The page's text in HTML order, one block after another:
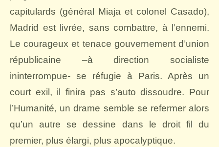
capitulards (général Miaja et colonel Casado),
Madrid est livrée, sans combattre, à l’ennemi.
Le courageux et tenace gouvernement d’union
républicaine –à direction socialiste
ininterrompue- se réfugie à Paris. Après un
court exil, il finira pas s’auto dissoudre. Pour
l’Humanité, un drame semble se refermer alors
qu’un autre se dessine dans le droit fil du
premier, plus élargi, plus apocalyptique.